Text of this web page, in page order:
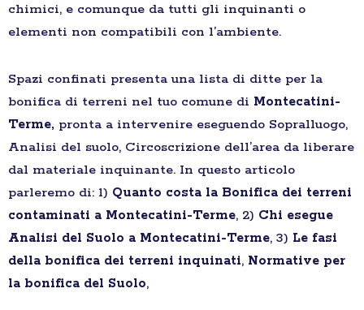
chimici, e comunque da tutti gli inquinanti o
elementi non compatibili con l’ambiente.
Spazi confinati presenta una lista di ditte per la
bonifica di terreni nel tuo comune di Montecatini-
Terme, pronta a intervenire eseguendo Sopralluogo,
Analisi del suolo, Circoscrizione dell’area da liberare
dal materiale inquinante. In questo articolo
parleremo di: 1) Quanto costa la Bonifica dei terreni
contaminati a Montecatini-Terme, 2) Chi esegue
Analisi del Suolo a Montecatini-Terme, 3) Le fasi
della bonifica dei terreni inquinati, Normative per
la bonifica del Suolo,